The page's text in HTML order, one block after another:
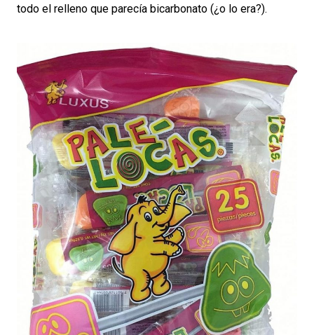
todo el relleno que parecía bicarbonato (¿o lo era?).